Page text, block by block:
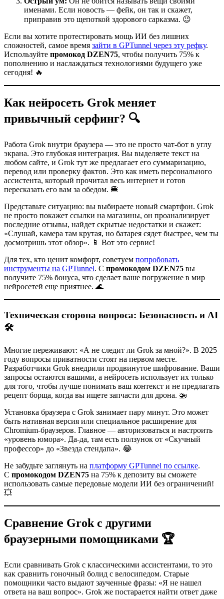
именами. Если новость — фейк, он так и скажет,
приправив это щепоткой здорового сарказма. 😉
Если вы хотите протестировать мощь ИИ без лишних
сложностей, самое время зайти в GPTunnel через эту рефку.
Используйте промокод DZEN75, чтобы получить 75% к
пополнению и наслаждаться технологиями будущего уже
сегодня! 🔥
Как нейросеть Grok меняет
привычный серфинг? 🔍
Работа Grok внутри браузера — это не просто чат-бот в углу
экрана. Это глубокая интеграция. Вы выделяете текст на
любом сайте, и Grok тут же предлагает его суммаризацию,
перевод или проверку фактов. Это как иметь персонального
ассистента, который прочитал весь интернет и готов
пересказать его вам за обедом. 🍔
Представьте ситуацию: вы выбираете новый смартфон. Grok
не просто покажет ссылки на магазины, он проанализирует
последние отзывы, найдет скрытые недостатки и скажет:
«Слушай, камера там крутая, но батарея сядет быстрее, чем ты
досмотришь этот обзор». 📱 Вот это сервис!
Для тех, кто ценит комфорт, советуем попробовать
инструменты на GPTunnel. С промокодом DZEN75 вы
получите 75% бонуса, что сделает ваше погружение в мир
нейросетей еще приятнее. 🌊
Техническая сторона вопроса: Безопасность и AI
🛠️
Многие переживают: «А не следит ли Grok за мной?». В 2025
году вопросы приватности стоят на первом месте.
Разработчики Grok внедрили продвинутое шифрование. Ваши
запросы остаются вашими, а нейросеть использует их только
для того, чтобы лучше понимать ваш контекст и не предлагать
рецепт борща, когда вы ищете запчасти для дрона. 🚁
Установка браузера с Grok занимает пару минут. Это может
быть нативная версия или специальное расширение для
Chromium-браузеров. Главное — авторизоваться и настроить
«уровень юмора». Да-да, там есть ползунок от «Скучный
профессор» до «Звезда стендапа». 😂
Не забудьте заглянуть на платформу GPTunnel по ссылке.
С промокодом DZEN75 на 75% к депозиту вы сможете
использовать самые передовые модели ИИ без ограничений!
💥
Сравнение Grok с другими
браузерными помощниками 🏆
Если сравнивать Grok с классическими ассистентами, то это
как сравнить гоночный болид с велосипедом. Старые
помощники часто выдают заученные фразы: «Я не нашел
ответа на ваш вопрос». Grok же постарается найти ответ даже